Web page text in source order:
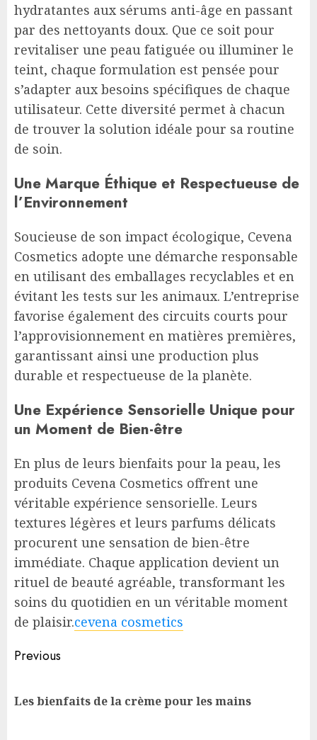
hydratantes aux sérums anti-âge en passant
par des nettoyants doux. Que ce soit pour
revitaliser une peau fatiguée ou illuminer le
teint, chaque formulation est pensée pour
s’adapter aux besoins spécifiques de chaque
utilisateur. Cette diversité permet à chacun
de trouver la solution idéale pour sa routine
de soin.
Une Marque Éthique et Respectueuse de
l’Environnement
Soucieuse de son impact écologique, Cevena
Cosmetics adopte une démarche responsable
en utilisant des emballages recyclables et en
évitant les tests sur les animaux. L’entreprise
favorise également des circuits courts pour
l’approvisionnement en matières premières,
garantissant ainsi une production plus
durable et respectueuse de la planète.
Une Expérience Sensorielle Unique pour
un Moment de Bien-être
En plus de leurs bienfaits pour la peau, les
produits Cevena Cosmetics offrent une
véritable expérience sensorielle. Leurs
textures légères et leurs parfums délicats
procurent une sensation de bien-être
immédiate. Chaque application devient un
rituel de beauté agréable, transformant les
soins du quotidien en un véritable moment
de plaisir.cevena cosmetics
Post
Previous
Les bienfaits de la crème pour les mains